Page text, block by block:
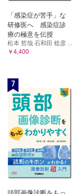
「感染症が苦手」な
研修医へ 感染症診
療の極意を伝授
松本 哲哉 石和田 稔彦 ...
￥4,400
7